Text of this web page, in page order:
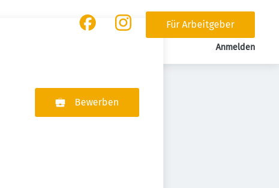
Für Arbeitgeber
Anmelden
Bewerben